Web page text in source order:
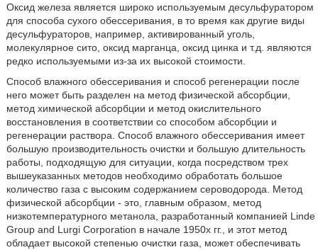
Оксид железа является широко используемым десульфуратором
для способа сухого обессеривания, в то время как другие виды
десульфураторов, например, активированный уголь,
молекулярное сито, оксид марганца, оксид цинка и т.д. являются
редко используемыми из-за их высокой стоимости.
Способ влажного обессеривания и способ регенерации после
него может быть разделен на метод физической абсорбции,
метод химической абсорбции и метод окислительного
восстановления в соответствии со способом абсорбции и
регенерации раствора. Способ влажного обессеривания имеет
большую производительность очистки и большую длительность
работы, подходящую для ситуации, когда посредством трех
вышеуказанных методов необходимо обработать большое
количество газа с высоким содержанием сероводорода. Метод
физической абсорбции - это, главным образом, метод
низкотемпературного метанола, разработанный компанией Linde
Group and Lurgi Corporation в начале 1950x гг., и этот метод
обладает высокой степенью очистки газа, может обеспечивать